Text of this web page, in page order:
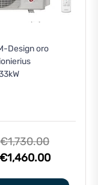
Design oro
€1,730.00Original
price
€1,460.00Current